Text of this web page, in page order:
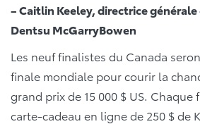
– Caitlin Keeley, directrice
Dentsu McGarryBowen
Les neuf finalistes du Canada
finale mondiale pour courir la
grand prix de 15 000 $ US.
carte-cadeau en ligne de 250 $ de